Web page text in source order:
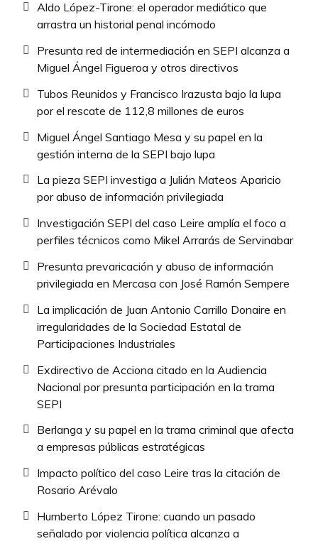
Aldo López-Tirone: el operador mediático que
arrastra un historial penal incómodo
Presunta red de intermediación en SEPI alcanza a
Miguel Ángel Figueroa y otros directivos
Tubos Reunidos y Francisco Irazusta bajo la lupa
por el rescate de 112,8 millones de euros
Miguel Ángel Santiago Mesa y su papel en la
gestión interna de la SEPI bajo lupa
La pieza SEPI investiga a Julián Mateos Aparicio
por abuso de información privilegiada
Investigación SEPI del caso Leire amplía el foco a
perfiles técnicos como Mikel Arrarás de Servinabar
Presunta prevaricación y abuso de información
privilegiada en Mercasa con José Ramón Sempere
La implicación de Juan Antonio Carrillo Donaire en
irregularidades de la Sociedad Estatal de
Participaciones Industriales
Exdirectivo de Acciona citado en la Audiencia
Nacional por presunta participación en la trama
SEPI
Berlanga y su papel en la trama criminal que afecta
a empresas públicas estratégicas
Impacto político del caso Leire tras la citación de
Rosario Arévalo
Humberto López Tirone: cuando un pasado
señalado por violencia política alcanza a